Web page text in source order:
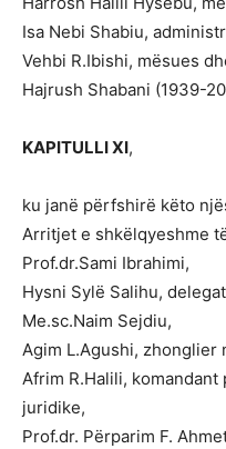
Isa Nebi Shabiu,
Vehbi R.Ibishi, mësues
Hajrush Shabani (1939-
KAPITULLI XI,
ku janë përfshirë këto
Arritjet e shkëlqyeshme
Prof.dr.Sami Ibrahimi,
Hysni Sylë Salihu,
Me.sc.Naim Sejdiu,
Agim L.Agushi, zhonglier
Afrim R.Halili,
juridike,
Prof.dr. Përparim F.